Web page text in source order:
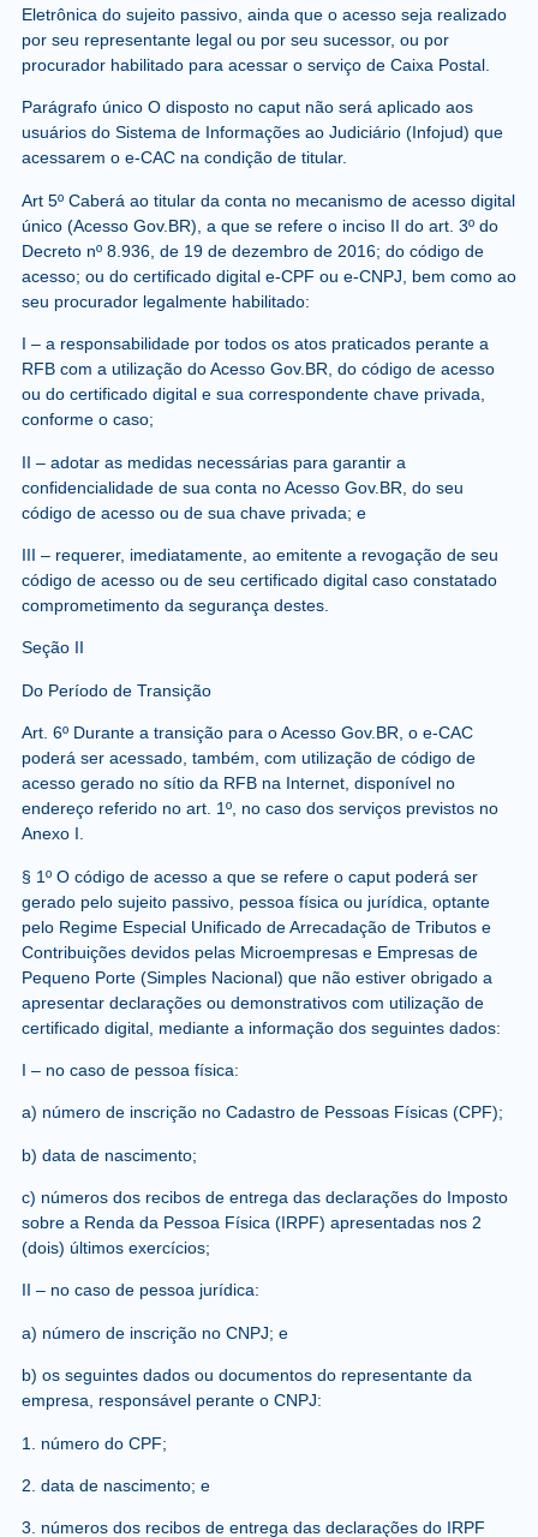
Eletrônica do sujeito passivo, ainda que o acesso seja realizado
por seu representante legal ou por seu sucessor, ou por
procurador habilitado para acessar o serviço de Caixa Postal.
Parágrafo único O disposto no caput não será aplicado aos
usuários do Sistema de Informações ao Judiciário (Infojud) que
acessarem o e-CAC na condição de titular.
Art 5º Caberá ao titular da conta no mecanismo de acesso digital
único (Acesso Gov.BR), a que se refere o inciso II do art. 3º do
Decreto nº 8.936, de 19 de dezembro de 2016; do código de
acesso; ou do certificado digital e-CPF ou e-CNPJ, bem como ao
seu procurador legalmente habilitado:
I – a responsabilidade por todos os atos praticados perante a
RFB com a utilização do Acesso Gov.BR, do código de acesso
ou do certificado digital e sua correspondente chave privada,
conforme o caso;
II – adotar as medidas necessárias para garantir a
confidencialidade de sua conta no Acesso Gov.BR, do seu
código de acesso ou de sua chave privada; e
III – requerer, imediatamente, ao emitente a revogação de seu
código de acesso ou de seu certificado digital caso constatado
comprometimento da segurança destes.
Seção II
Do Período de Transição
Art. 6º Durante a transição para o Acesso Gov.BR, o e-CAC
poderá ser acessado, também, com utilização de código de
acesso gerado no sítio da RFB na Internet, disponível no
endereço referido no art. 1º, no caso dos serviços previstos no
Anexo I.
§ 1º O código de acesso a que se refere o caput poderá ser
gerado pelo sujeito passivo, pessoa física ou jurídica, optante
pelo Regime Especial Unificado de Arrecadação de Tributos e
Contribuições devidos pelas Microempresas e Empresas de
Pequeno Porte (Simples Nacional) que não estiver obrigado a
apresentar declarações ou demonstrativos com utilização de
certificado digital, mediante a informação dos seguintes dados:
I – no caso de pessoa física:
a) número de inscrição no Cadastro de Pessoas Físicas (CPF);
b) data de nascimento;
c) números dos recibos de entrega das declarações do Imposto
sobre a Renda da Pessoa Física (IRPF) apresentadas nos 2
(dois) últimos exercícios;
II – no caso de pessoa jurídica:
a) número de inscrição no CNPJ; e
b) os seguintes dados ou documentos do representante da
empresa, responsável perante o CNPJ:
1. número do CPF;
2. data de nascimento; e
3. números dos recibos de entrega das declarações do IRPF